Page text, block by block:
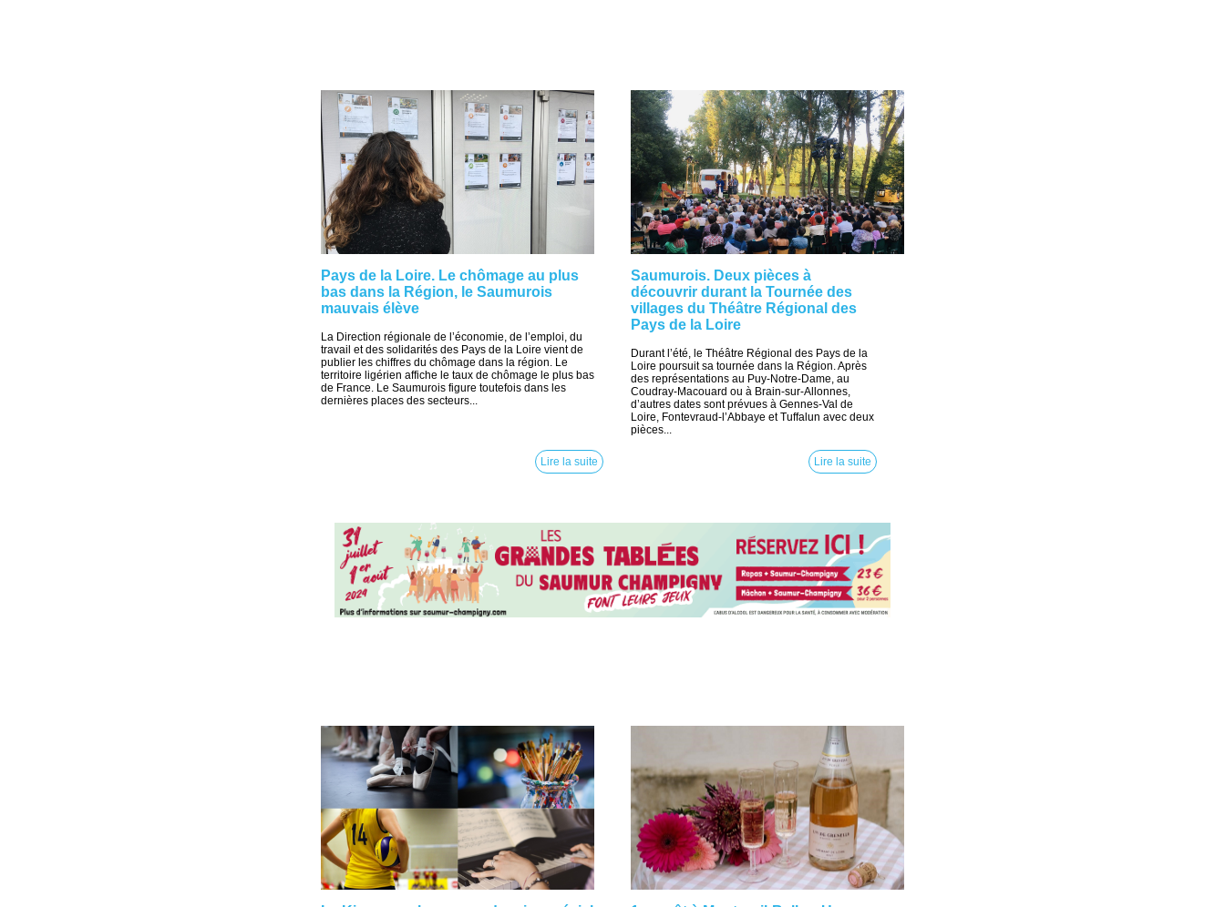
Pays de la Loire. Le chômage au plus
bas dans la Région, le Saumurois
mauvais élève
La Direction régionale de l’économie, de l’emploi, du
travail et des solidarités des Pays de la Loire vient de
publier les chiffres du chômage dans la région. Le
territoire ligérien affiche le taux de chômage le plus bas
de France. Le Saumurois figure toutefois dans les
dernières places des secteurs...
Lire la suite
Saumurois. Deux pièces à
découvrir durant la Tournée des
villages du Théâtre Régional des
Pays de la Loire
Durant l’été, le Théâtre Régional des Pays de la
Loire poursuit sa tournée dans la Région. Après
des représentations au Puy-Notre-Dame, au
Coudray-Macouard ou à Brain-sur-Allonnes,
d’autres dates sont prévues à Gennes-Val de
Loire, Fontevraud-l’Abbaye et Tuffalun avec deux
pièces...
Lire la suite